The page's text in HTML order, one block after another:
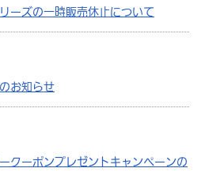
ーズの一時販売休止について
お知らせ
クーポンプレゼントキャンペーンの